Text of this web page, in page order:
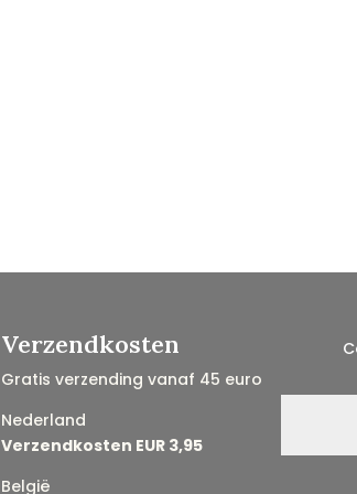
Verzendkosten
Gratis verzending vanaf 45 euro
Nederland
Verzendkosten EUR 3,95
België